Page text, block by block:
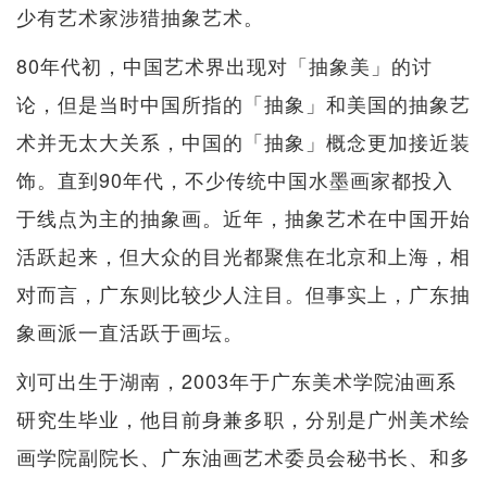
少有艺术家涉猎抽象艺术。
80年代初，中国艺术界出现对「抽象美」的讨
论，但是当时中国所指的「抽象」和美国的抽象艺
术并无太大关系，中国的「抽象」概念更加接近装
饰。直到90年代，不少传统中国水墨画家都投入
于线点为主的抽象画。近年，抽象艺术在中国开始
活跃起来，但大众的目光都聚焦在北京和上海，相
对而言，广东则比较少人注目。但事实上，广东抽
象画派一直活跃于画坛。
刘可出生于湖南，2003年于广东美术学院油画系
研究生毕业，他目前身兼多职，分别是广州美术绘
画学院副院长、广东油画艺术委员会秘书长、和多